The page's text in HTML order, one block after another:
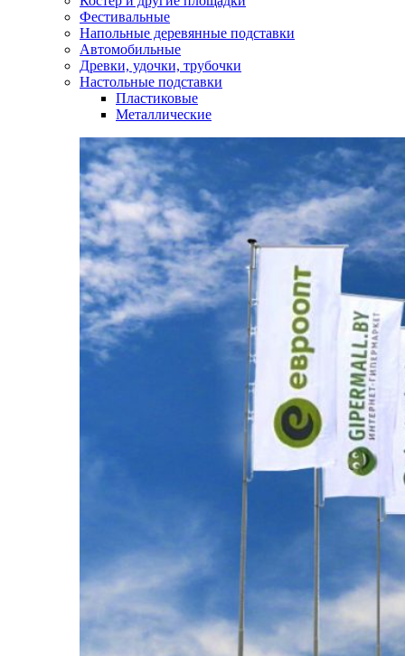
Фестивальные
Напольные деревянные подставки
Автомобильные
Древки, удочки, трубочки
Настольные подставки
Пластиковые
Металлические